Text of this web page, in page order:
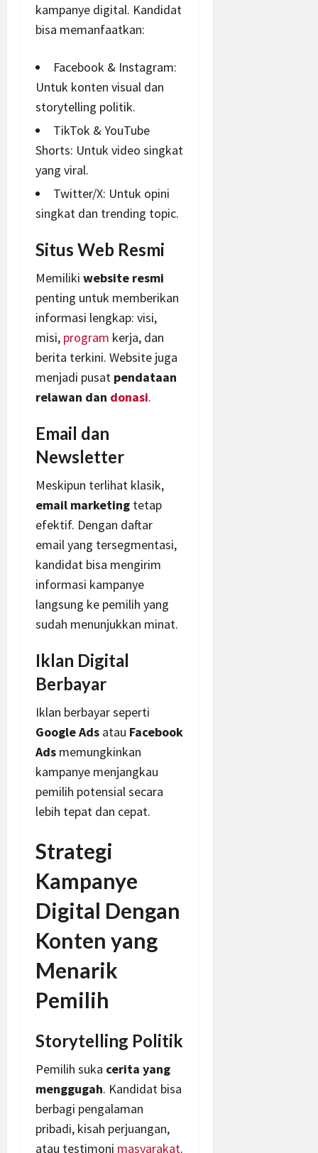
kampanye digital. Kandidat
bisa memanfaatkan:
Facebook & Instagram:
Untuk konten visual dan
storytelling politik.
TikTok & YouTube
Shorts: Untuk video singkat
yang viral.
Twitter/X: Untuk opini
singkat dan trending topic.
Situs Web Resmi
Memiliki website resmi
penting untuk memberikan
informasi lengkap: visi,
misi, program kerja, dan
berita terkini. Website juga
menjadi pusat pendataan
relawan dan donasi.
Email dan
Newsletter
Meskipun terlihat klasik,
email marketing tetap
efektif. Dengan daftar
email yang tersegmentasi,
kandidat bisa mengirim
informasi kampanye
langsung ke pemilih yang
sudah menunjukkan minat.
Iklan Digital
Berbayar
Iklan berbayar seperti
Google Ads atau Facebook
Ads memungkinkan
kampanye menjangkau
pemilih potensial secara
lebih tepat dan cepat.
Strategi
Kampanye
Digital Dengan
Konten yang
Menarik
Pemilih
Storytelling Politik
Pemilih suka cerita yang
menggugah. Kandidat bisa
berbagi pengalaman
pribadi, kisah perjuangan,
atau testimoni masyarakat.